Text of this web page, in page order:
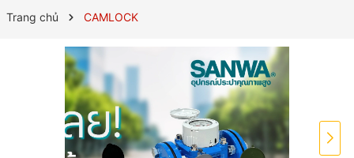
Trang chủ CAMLOCK